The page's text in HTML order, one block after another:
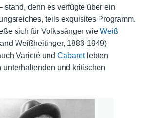
stand, denn es verfügte über ein
teils exquisites Programm.
sich für Volkssänger wie Weiß
Weißheitinger, 1883-1949)
Varieté und Cabaretlebten
unterhaltenden und kritischen